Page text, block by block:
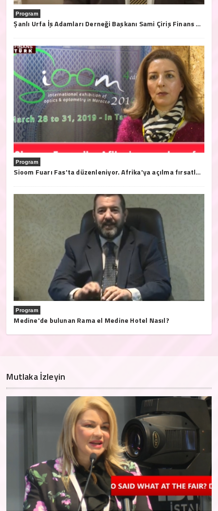
Program
Şanlı Urfa İş Adamları Derneği Başkanı Sami Çiriş Finans Türk Tv'ye açıklamalarda bulundu.
Program
Sioom Fuarı Fas'ta düzenleniyor. Afrika'ya açılma fırsatları bu fuarda..28/31 2019 Mart tarihleri arasında Tanja'da
Program
Medine'de bulunan Rama el Medine Hotel Nasıl?
Mutlaka İzleyin